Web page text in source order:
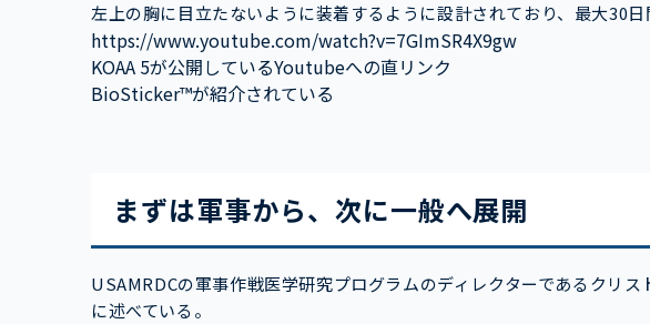
左上の胸に目立たないように装着するように設計されており、最大30日
https://www.youtube.com/watch?v=7GImSR4X9gw
KOAA 5が公開しているYoutubeへの直リンク
BioSticker™が紹介されている
まずは軍事から、次に一般へ展開
USAMRDCの軍事作戦医学研究プログラムのディレクターであるクリ
に述べている。